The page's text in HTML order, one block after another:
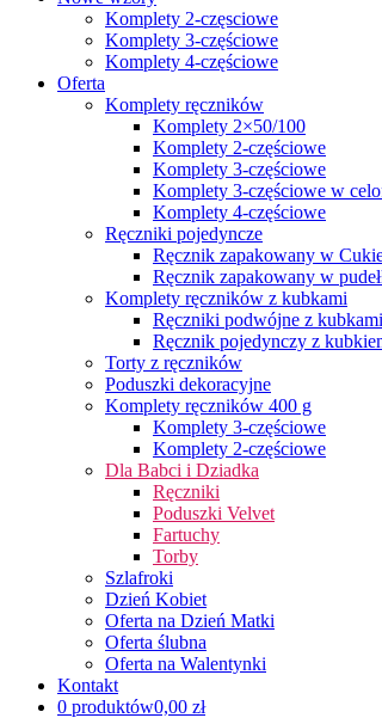
Komplety 2-częsciowe
Komplety 3-częściowe
Komplety 4-częściowe
Oferta
Komplety ręczników
Komplety 2×50/100
Komplety 2-częściowe
Komplety 3-częściowe
Komplety 3-częściowe w
Komplety 4-częściowe
Ręczniki pojedyncze
Ręcznik zapakowany w
Ręcznik zapakowany w
Komplety ręczników z kubkami
Ręczniki podwójne z kubkami
Ręcznik pojedynczy z
Torty z ręczników
Poduszki dekoracyjne
Komplety ręczników 400 g
Komplety 3-częściowe
Komplety 2-częściowe
Dla Babci i Dziadka
Ręczniki
Poduszki Velvet
Fartuchy
Torby
Szlafroki
Dzień Kobiet
Oferta na Dzień Matki
Oferta ślubna
Oferta na Walentynki
Kontakt
0 produktów0,00 zł